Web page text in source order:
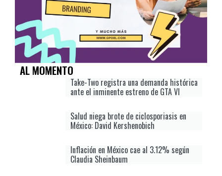
AL MOMENTO
Take-Two registra una demanda histórica
ante el inminente estreno de GTA VI
Salud niega brote de ciclosporiasis en
México: David Kershenobich
Inflación en México cae al 3.12% según
Claudia Sheinbaum